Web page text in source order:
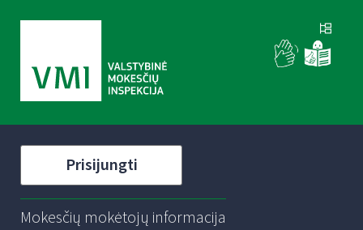
Prisijungti
Mokesčių mokėtojų informacija